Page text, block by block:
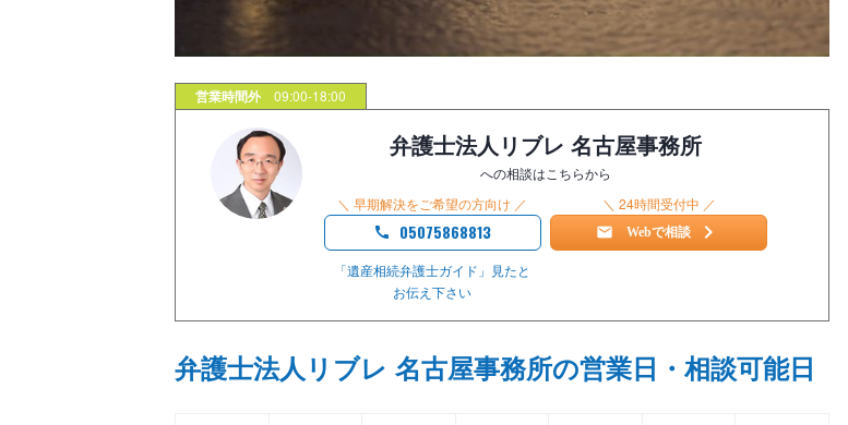
営業時間外 09:00-18:00
弁護士法人リブレ 名古屋事務所
への相談はこちらから
＼ 24時間受付中 ／
Webで相談
＼ 早期解決をご希望の方向け ／
05075868813
「遺産相続弁護士ガイド」見たと
お伝え下さい
弁護士法人リブレ 名古屋事務所の営業日・相談可能日